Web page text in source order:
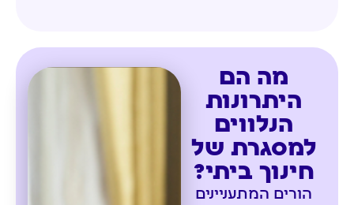
מה הם
היתרונות
הנלווים
למסגרת של
חינוך ביתי?
הורים המתעניינים